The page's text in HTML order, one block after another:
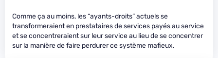
Comme ça au moins, les “ayants-droits” actuels se
transformeraient en prestataires de services payés au service
et se concentreraient sur leur service au lieu de se concentrer
sur la manière de faire perdurer ce système mafieux.